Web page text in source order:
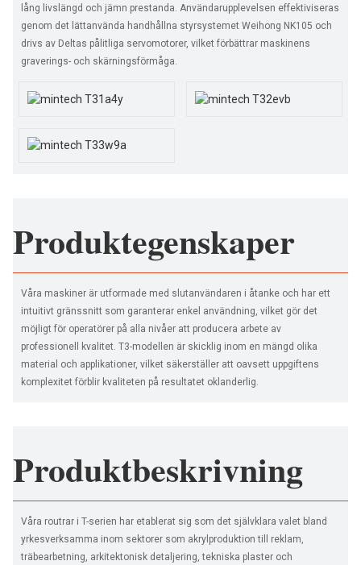
lång livslängd och jämn prestanda. Användarupplevelsen effektiviseras
genom det lättanvända handhållna styrsystemet Weihong NK105 och
drivs av Deltas pålitliga servomotorer, vilket förbättrar maskinens
graverings- och skärningsförmåga.
Produktegenskaper
Våra maskiner är utformade med slutanvändaren i åtanke och har ett
intuitivt gränssnitt som garanterar enkel användning, vilket gör det
möjligt för operatörer på alla nivåer att producera arbete av
professionell kvalitet. T3-modellen är skicklig inom en mängd olika
material och applikationer, vilket säkerställer att oavsett uppgiftens
komplexitet förblir kvaliteten på resultatet oklanderlig.
Produktbeskrivning
Våra routrar i T-serien har etablerat sig som det självklara valet bland
yrkesverksamma inom sektorer som akrylproduktion till reklam,
träbearbetning, arkitektonisk detaljering, tekniska plaster och